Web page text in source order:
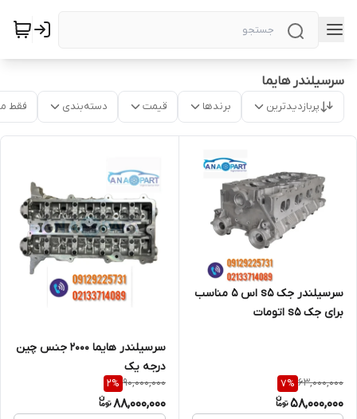
سرسیلندر هایما
پربازدیدترین برندها قیمت دسته‌بندی فقط
سرسیلندر جک s5 اس ۵ مناسب
برای جک s5 اتومات
63,000,000
7%
58,000,000
سرسیلندر هایما ۲۰۰۰ جنس چین
درجه یک
90,000,000
2%
88,000,000